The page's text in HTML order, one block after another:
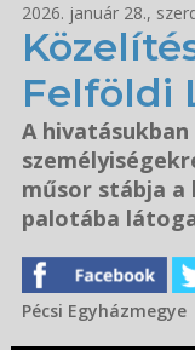
2026. január 28.,
Felföldi
A
műsor stábja a
palotába
Pécsi Egyházmegye